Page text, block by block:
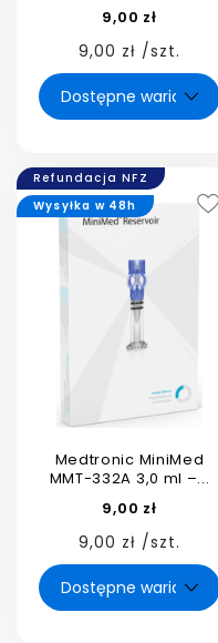
9,00 zł
9,00 zł /szt.
Refundacja NFZ
Medtronic MiniMed
MMT-332A 3,0 ml –...
9,00 zł
9,00 zł /szt.
Wysyłka w 48h